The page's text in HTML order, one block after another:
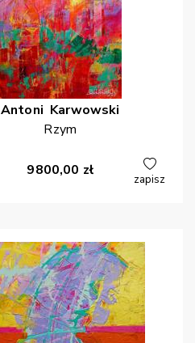
Antoni Karwowski
Rzym
9800,00 zł
zapisz